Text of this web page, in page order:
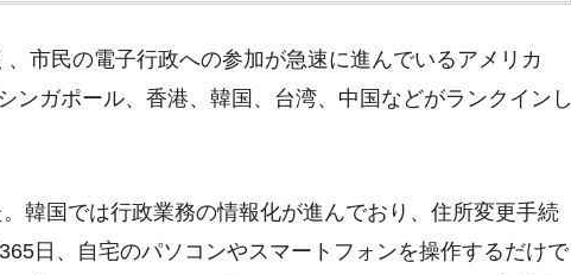
市民の電子行政への参加が急速に進んでいるアメリカ
ンガポール、香港、韓国、台湾、中国などがランクインし
韓国では行政業務の情報化が進んでおり、住所変更手続
日、自宅のパソコンやスマートフォンを操作するだけで